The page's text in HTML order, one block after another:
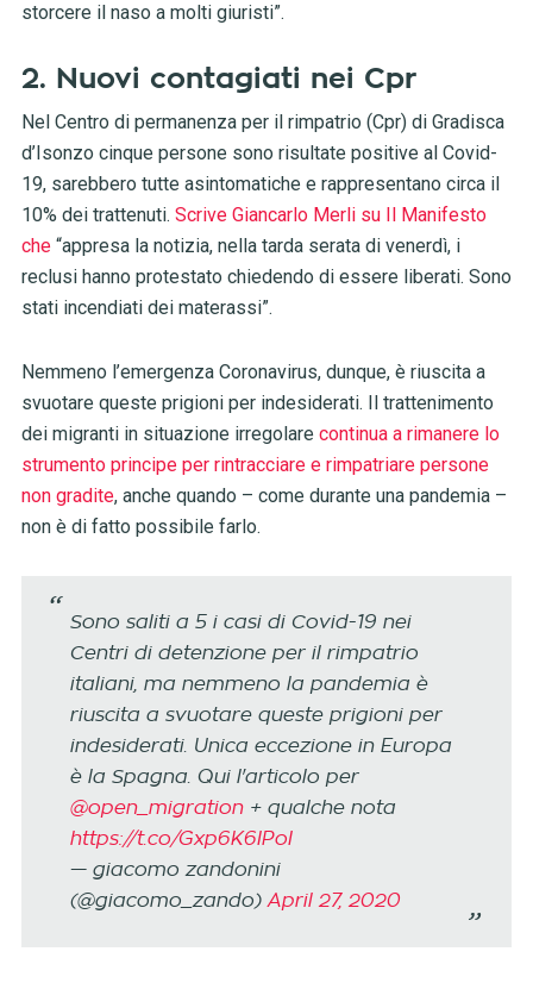
storcere il naso a molti giuristi”.
2. Nuovi contagiati nei Cpr
Nel Centro di permanenza per il rimpatrio (Cpr) di Gradisca
d’Isonzo cinque persone sono risultate positive al Covid-
19, sarebbero tutte asintomatiche e rappresentano circa il
10% dei trattenuti. Scrive Giancarlo Merli su Il Manifesto
che“appresa la notizia, nella tarda serata di venerdì, i
reclusi hanno protestato chiedendo di essere liberati. Sono
stati incendiati dei materassi”.
Nemmeno l’emergenza Coronavirus, dunque, è riuscita a
svuotare queste prigioni per indesiderati. Il trattenimento
dei migranti in situazione irregolare continua a rimanere lo
strumento principe per rintracciare e rimpatriare persone
non gradite, anche quando – come durante una pandemia –
non è di fatto possibile farlo.
Sono saliti a 5 i casi di Covid-19 nei
Centri di detenzione per il rimpatrio
italiani, ma nemmeno la pandemia è
riuscita a svuotare queste prigioni per
indesiderati. Unica eccezione in Europa
è la Spagna. Qui l'articolo per
@open_migration+ qualche nota
https://t.co/Gxp6K6IPoI
— giacomo zandonini
(@giacomo_zando) April 27, 2020